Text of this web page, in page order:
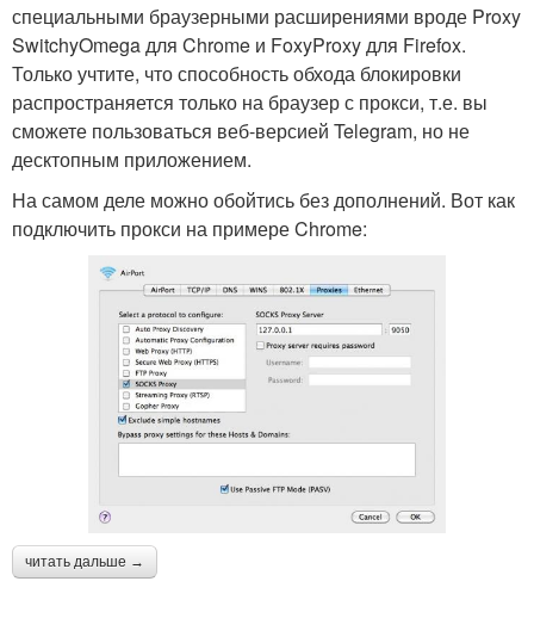
специальными браузерными расширениями вроде Proxy
SwitchyOmega для Chrome и FoxyProxy для Firefox.
Только учтите, что способность обхода блокировки
распространяется только на браузер с прокси, т.е. вы
сможете пользоваться веб-версией Telegram, но не
десктопным приложением.
На самом деле можно обойтись без дополнений. Вот как
подключить прокси на примере Chrome:
читать дальше →